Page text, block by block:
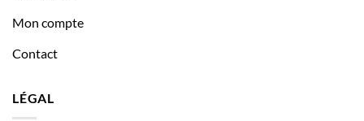
Mon compte
Contact
LÉGAL